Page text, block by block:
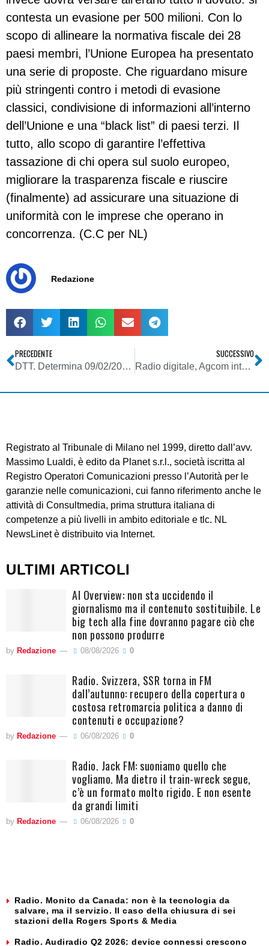
contesta un evasione per 500 milioni. Con lo
scopo di allineare la normativa fiscale dei 28
paesi membri, l’Unione Europea ha presentato
una serie di proposte. Che riguardano misure
più stringenti contro i metodi di evasione
classici, condivisione di informazioni all’interno
dell’Unione e una “black list” di paesi terzi. Il
tutto, allo scopo di garantire l’effettiva
tassazione di chi opera sul suolo europeo,
migliorare la trasparenza fiscale e riuscire
(finalmente) ad assicurare una situazione di
uniformità con le imprese che operano in
concorrenza. (C.C per NL)
Redazione
PRECEDENTE
DTT. Determina 09/02/2016 Mise, Rottamazione frequenze tv: conclusa la procedura per la Toscana
SUCCESSIVO
Radio digitale, Agcom interviene sulla materia con due delibere, modificando la procedura ed estendendo la pianificazione
Registrato al Tribunale di Milano nel 1999, diretto dall’avv.
Massimo Lualdi, è edito da Planet s.r.l., società iscritta al
Registro Operatori Comunicazioni presso l’Autorità per le
garanzie nelle comunicazioni, cui fanno riferimento anche le
attività di Consultmedia, prima struttura italiana di
competenze a più livelli in ambito editoriale e tlc. NL
NewsLinet è distribuito via Internet.
ULTIMI ARTICOLI
AI Overview: non sta uccidendo il
giornalismo ma il contenuto sostituibile. Le
big tech alla fine dovranno pagare ciò che
non possono produrre
by Redazione 08/08/2026 0
Radio. Svizzera, SSR torna in FM
dall’autunno: recupero della copertura o
costosa retromarcia politica a danno di
contenuti e occupazione?
by Redazione 06/08/2026 0
Radio. Jack FM: suoniamo quello che
vogliamo. Ma dietro il train-wreck segue,
c’è un formato molto rigido. E non esente
da grandi limiti
by Redazione 06/08/2026 0
Radio. Monito da Canada: non è la tecnologia da
salvare, ma il servizio. Il caso della chiusura di sei
stazioni della Rogers Sports & Media
Radio. Audiradio Q2 2026: device connessi crescono